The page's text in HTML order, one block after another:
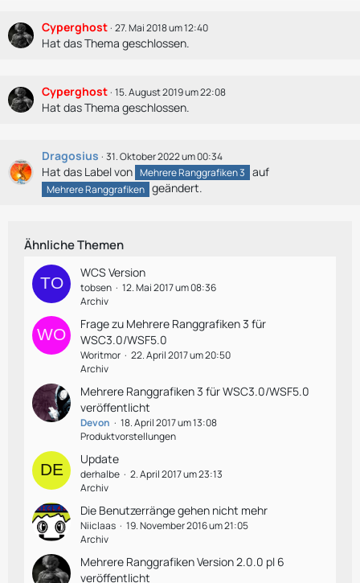
Cyperghost 27. Mai 2018 um 12:40
Hat das Thema geschlossen.
Cyperghost 15. August 2019 um 22:08
Hat das Thema geschlossen.
Dragosius 31. Oktober 2022 um 00:34
Hat das Label von Mehrere Ranggrafiken 3 auf
Mehrere Ranggrafiken geändert.
Ähnliche Themen
WCS Version
tobsen
12. Mai 2017 um 08:36
Archiv
Frage zu Mehrere Ranggrafiken 3 für
WSC3.0/WSF5.0
Woritmor
22. April 2017 um 20:50
Archiv
Mehrere Ranggrafiken 3 für WSC3.0/WSF5.0
veröffentlicht
Devon
18. April 2017 um 13:08
Produktvorstellungen
Update
derhalbe
2. April 2017 um 23:13
Archiv
Die Benutzerränge gehen nicht mehr
Niiclaas
19. November 2016 um 21:05
Archiv
Mehrere Ranggrafiken Version 2.0.0 pl 6
veröffentlicht